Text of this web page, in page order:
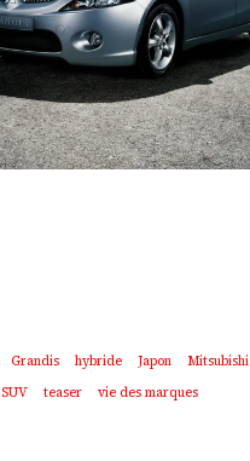
Grandis hybride Japon Mitsubishi
SUV teaser vie des marques